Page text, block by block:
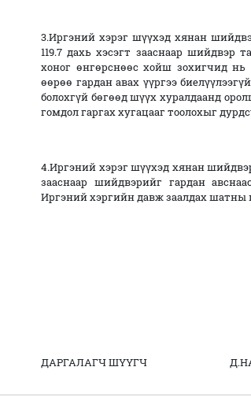
3.Иргэний хэрэг шүүхэд хянан
119.7 дахь хэсэгт зааснаар шийдвэр
хоног өнгөрснөөс хойш зохигчид
өөрөө гардан авах үүргээ
болохгүй бөгөөд шүүх хуралдаанд
гомдол гаргах хугацааг тоолохыг
4.Иргэний хэрэг шүүхэд хянан
зааснаар шийдвэрийг гардан
Иргэний хэргийн давж заалдах шатны
ДАРГАЛАГЧ ШҮҮГЧ